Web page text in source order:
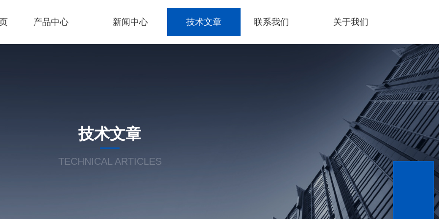
产品中心 新闻中心 技术文章 联系我们 关于我们
技术文章
TECHNICAL ARTICLES